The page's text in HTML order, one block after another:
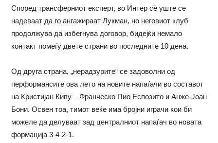
Според трансферниот експерт, во Интер сè уште се
надеваат да го ангажираат Лукман, но неговиот клуб
продолжува да избегнува договор, бидејќи немало
контакт помеѓу двете страни во последните 10 дена.
Од друга страна, „нерадзурите“ се задоволни од
перформансите ова лето на новите напаѓачи во составот
на Кристијан Киву – Франческо Пио Еспозито и Анже-Јоан
Бони. Освен тоа, тимот веќе има бројни играчи кои би
можеле да делуваат зад централниот напаѓач во новата
формација 3-4-2-1.